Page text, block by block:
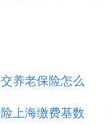
养老保险怎么
转回老家
上海缴费基数